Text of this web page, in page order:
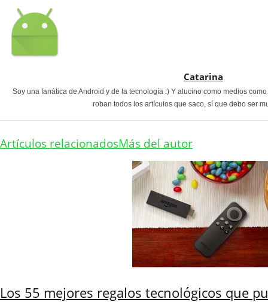
Catarina
Soy una fanática de Android y de la tecnología :) Y alucino como medios
roban todos los artículos que saco, sí que debo ser
Artículos relacionadosMás del autor
Los 55 mejores regalos tecnológicos que